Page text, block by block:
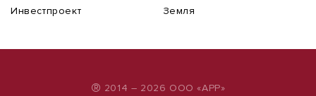
Инвестпроект
Земля
® 2014 – 2026 ООО «АРР»